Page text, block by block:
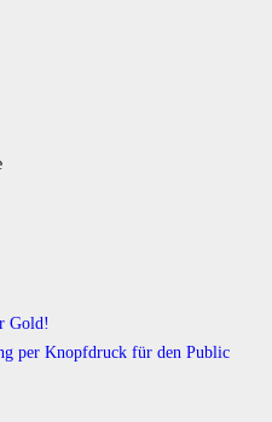
Gold!
per Knopfdruck für den Public